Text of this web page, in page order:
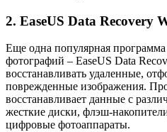
2. EaseUS Data Recovery
Еще одна популярная программа
фотографий – EaseUS Data
восстанавливать удаленные,
поврежденные изображения.
восстанавливает данные с
жесткие диски, флэш-
цифровые фотоаппараты.